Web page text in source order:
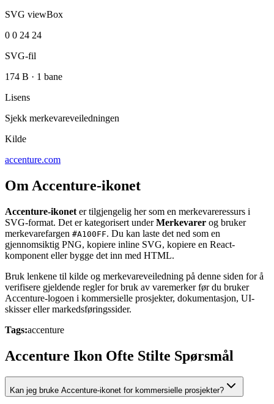
SVG viewBox
0 0 24 24
SVG-fil
174 B · 1 bane
Lisens
Sjekk merkevareveiledningen
Kilde
accenture.com
Om Accenture-ikonet
Accenture-ikonet er tilgjengelig her som en merkevareressurs i
SVG-format. Det er kategorisert underMerkevarer og bruker
merkevarefargen #A100FF. Du kan laste det ned som en
gjennomsiktig PNG, kopiere inline SVG, kopiere en React-
komponent eller bygge det inn med HTML.
Bruk lenkene til kilde og merkevareveiledning på denne siden for å
verifisere gjeldende regler for bruk av varemerker før du bruker
Accenture-logoen i kommersielle prosjekter, dokumentasjon, UI-
skisser eller markedsføringssider.
Tags:accenture
Accenture Ikon Ofte Stilte Spørsmål
Kan jeg bruke Accenture-ikonet for kommersielle prosjekter?